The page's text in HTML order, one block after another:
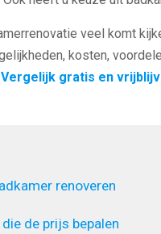
veel komt
kosten,
Vergelijk gratis en
renoveren
de prijs bepalen